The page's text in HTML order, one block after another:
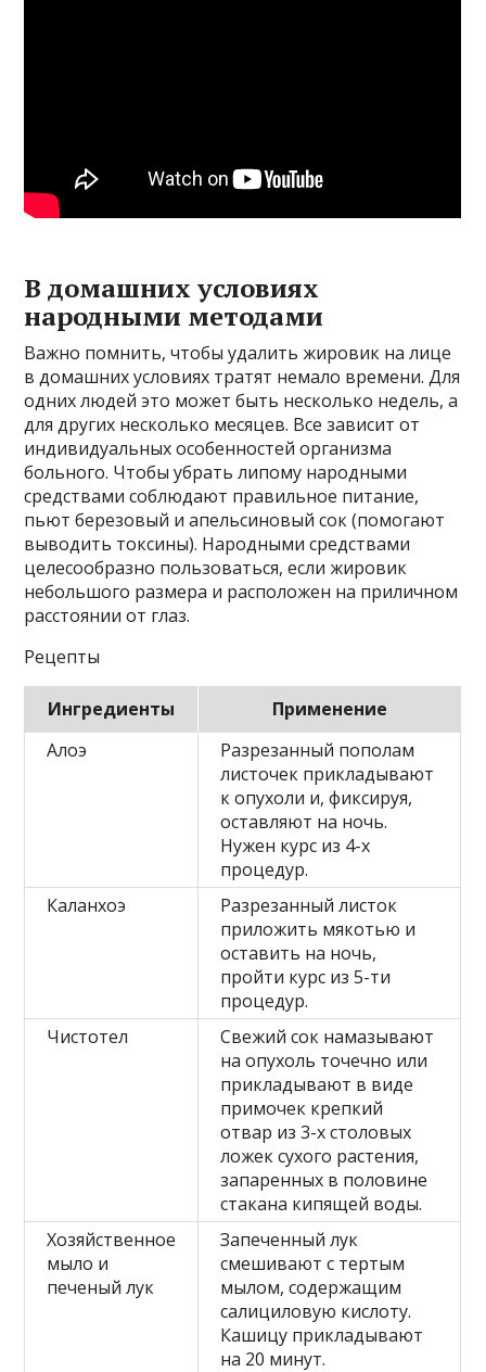
В домашних условиях
народными методами
Важно помнить, чтобы удалить жировик на лице
в домашних условиях тратят немало времени. Для
одних людей это может быть несколько недель, а
для других несколько месяцев. Все зависит от
индивидуальных особенностей организма
больного. Чтобы убрать липому народными
средствами соблюдают правильное питание,
пьют березовый и апельсиновый сок (помогают
выводить токсины). Народными средствами
целесообразно пользоваться, если жировик
небольшого размера и расположен на приличном
расстоянии от глаз.
Рецепты
Ингредиенты
Применение
Алоэ
Разрезанный пополам
листочек прикладывают
к опухоли и, фиксируя,
оставляют на ночь.
Нужен курс из 4-х
процедур.
Каланхоэ
Разрезанный листок
приложить мякотью и
оставить на ночь,
пройти курс из 5-ти
процедур.
Чистотел
Свежий сок намазывают
на опухоль точечно или
прикладывают в виде
примочек крепкий
отвар из 3-х столовых
ложек сухого растения,
запаренных в половине
стакана кипящей воды.
Хозяйственное
мыло и
печеный лук
Запеченный лук
смешивают с тертым
мылом, содержащим
салициловую кислоту.
Кашицу прикладывают
на 20 минут.